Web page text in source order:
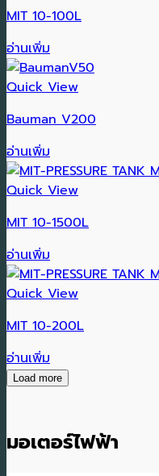
MIT 10-100L
อ่านเพิ่ม
Quick View
Bauman V200
อ่านเพิ่ม
Quick View
MIT 10-1500L
อ่านเพิ่ม
Quick View
MIT 10-200L
อ่านเพิ่ม
Load more
มอเตอร์ไฟฟ้า